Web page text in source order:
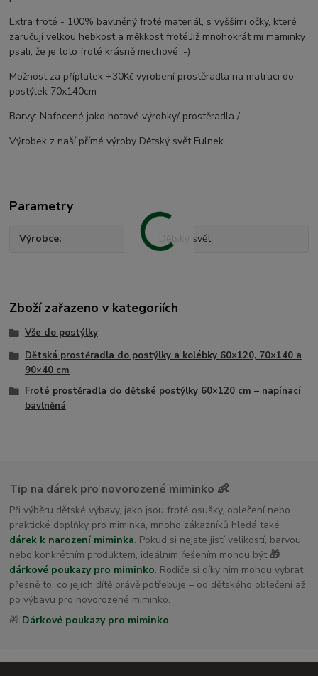
Extra froté - 100% bavlněný froté materiál, s vyššími očky, které
zaručují velkou hebkost a měkkost froté.Již mnohokrát mi maminky
psali, že je toto froté krásně mechové :-)
Možnost za příplatek +30Kč vyrobení prostěradla na matraci do
postýlek 70x140cm
Barvy: Nafocené jako hotové výrobky/ prostěradla /.
Výrobek z naší přímé výroby Dětský svět Fulnek
Parametry
Výrobce Dětský svět
Zboží zařazeno v kategoriích
Vše do postýlky
Dětská prostěradla do postýlky a kolébky 60×120, 70×140 a
90×40 cm
Froté prostěradla do dětské postýlky 60×120 cm – napínací
bavlněná
Tip na dárek pro novorozené miminko 👶
Při výběru dětské výbavy, jako jsou froté osušky, oblečení nebo
praktické doplňky pro miminka, mnoho zákazníků hledá také
dárek k narození miminka. Pokud si nejste jistí velikostí, barvou
nebo konkrétním produktem, ideálním řešením mohou být 🎁
dárkové poukazy pro miminko. Rodiče si díky nim mohou vybrat
přesně to, co jejich dítě právě potřebuje – od dětského oblečení až
po výbavu pro novorozené miminko.
🎁 Dárkové poukazy pro miminko